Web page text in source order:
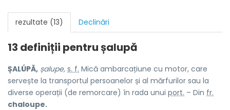
rezultate (13) Declinări
13 definiții pentrușalupă
ȘALÚPĂ, șalupe, s. f. Mică ambarcațiune cu motor, care
servește la transportul persoanelor și al mărfurilor sau la
diverse operații (de remorcare) în rada unui port. – Din fr.
chaloupe.